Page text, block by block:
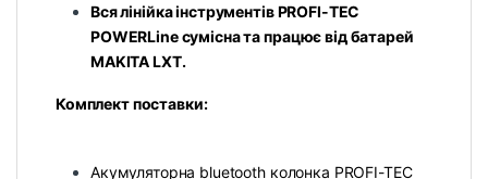
Вся лінійка інструментів PROFI-TEC
POWERLine сумісна та працює від батарей
MAKITA LXT.
Комплект поставки:
Акумуляторна bluetooth колонка PROFI-TEC